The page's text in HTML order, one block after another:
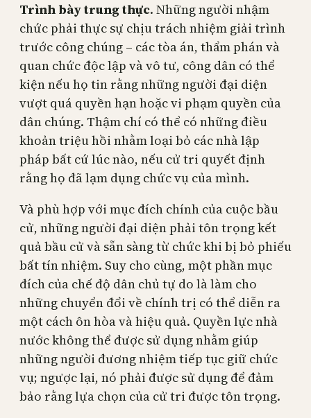
Trình bày trung thực. Những người nhậm
chức phải thực sự chịu trách nhiệm giải trình
trước công chúng – các tòa án, thẩm phán và
quan chức độc lập và vô tư, công dân có thể
kiện nếu họ tin rằng những người đại diện
vượt quá quyền hạn hoặc vi phạm quyền của
dân chúng. Thậm chí có thể có những điều
khoản triệu hồi nhằm loại bỏ các nhà lập
pháp bất cứ lúc nào, nếu cử tri quyết định
rằng họ đã lạm dụng chức vụ của mình.
Và phù hợp với mục đích chính của cuộc bầu
cử, những người đại diện phải tôn trọng kết
quả bầu cử và sẵn sàng từ chức khi bị bỏ phiếu
bất tín nhiệm. Suy cho cùng, một phần mục
đích của chế độ dân chủ tự do là làm cho
những chuyển đổi về chính trị có thể diễn ra
một cách ôn hòa và hiệu quả. Quyền lực nhà
nước không thể được sử dụng nhằm giúp
những người đương nhiệm tiếp tục giữ chức
vụ; ngược lại, nó phải được sử dụng để đảm
bảo rằng lựa chọn của cử tri được tôn trọng.